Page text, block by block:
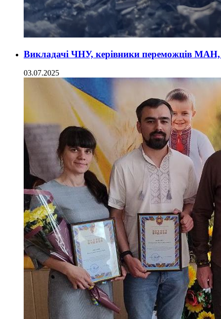
Викладачі ЧНУ, керівники переможців МАН,
03.07.2025